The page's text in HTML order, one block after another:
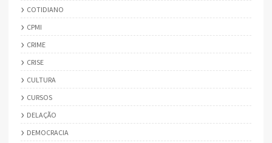
COTIDIANO
CPMI
CRIME
CRISE
CULTURA
CURSOS
DELAÇÃO
DEMOCRACIA